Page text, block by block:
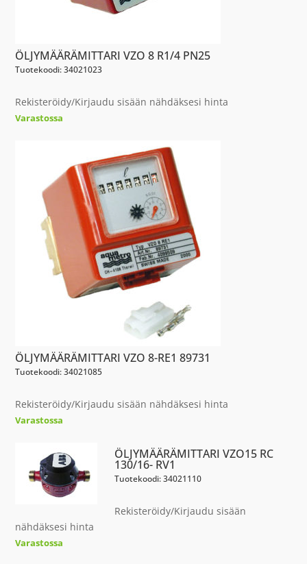
ÖLJYMÄÄRÄMITTARI VZO 8 R1/4 PN25
Tuotekoodi: 34021023
Rekisteröidy/Kirjaudu sisään nähdäksesi hinta
Varastossa
ÖLJYMÄÄRÄMITTARI VZO 8-RE1 89731
Tuotekoodi: 34021085
Rekisteröidy/Kirjaudu sisään nähdäksesi hinta
Varastossa
ÖLJYMÄÄRÄMITTARI VZO15 RC
130/16- RV1
Tuotekoodi: 34021110
Rekisteröidy/Kirjaudu sisään
nähdäksesi hinta
Varastossa